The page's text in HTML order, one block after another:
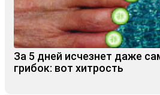
За 5 дней исчезнет даже
грибок: вот хитрость